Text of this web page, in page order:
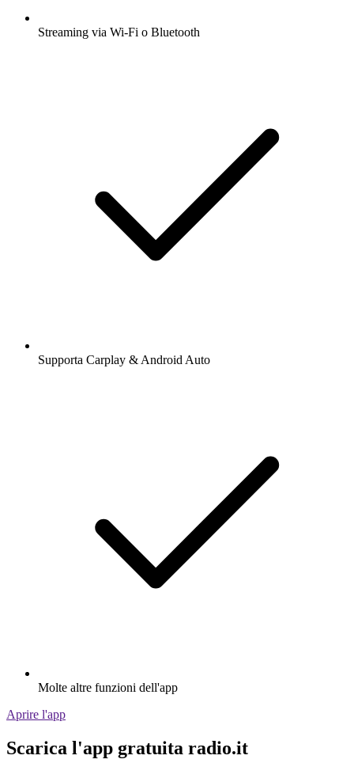
Streaming via Wi-Fi o Bluetooth
Supporta Carplay & Android Auto
Molte altre funzioni dell'app
Aprire l'app
Scarica l'app gratuita radio.it